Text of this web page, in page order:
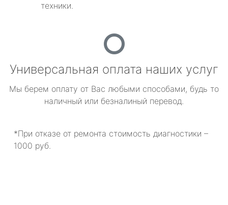
техники.
Универсальная оплата наших услуг
Мы берем оплату от Вас любыми способами, будь то
наличный или безналиный перевод.
*При отказе от ремонта стоимость диагностики –
1000 руб.